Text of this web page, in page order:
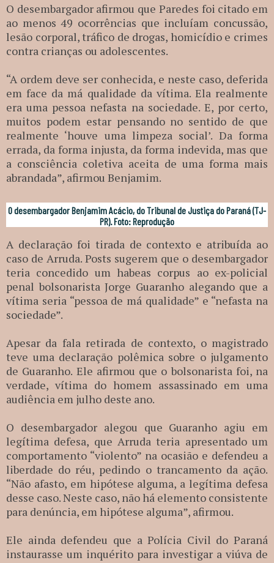
O desembargador afirmou que Paredes foi citado em
ao menos 49 ocorrências que incluíam concussão,
lesão corporal, tráfico de drogas, homicídio e crimes
contra crianças ou adolescentes.
“A ordem deve ser conhecida, e neste caso, deferida
em face da má qualidade da vítima. Ela realmente
era uma pessoa nefasta na sociedade. E, por certo,
muitos podem estar pensando no sentido de que
realmente ‘houve uma limpeza social’. Da forma
errada, da forma injusta, da forma indevida, mas que
a consciência coletiva aceita de uma forma mais
abrandada”, afirmou Benjamim.
O desembargador Benjamim Acácio, do Tribunal de Justiça do Paraná (TJ-
PR). Foto: Reprodução
A declaração foi tirada de contexto e atribuída ao
caso de Arruda. Posts sugerem que o desembargador
teria concedido um habeas corpus ao ex-policial
penal bolsonarista Jorge Guaranho alegando que a
vítima seria “pessoa de má qualidade” e “nefasta na
sociedade”.
Apesar da fala retirada de contexto, o magistrado
teve uma declaração polêmica sobre o julgamento
de Guaranho. Ele afirmou que o bolsonarista foi, na
verdade, vítima do homem assassinado em uma
audiência em julho deste ano.
O desembargador alegou que Guaranho agiu em
legítima defesa, que Arruda teria apresentado um
comportamento “violento” na ocasião e defendeu a
liberdade do réu, pedindo o trancamento da ação.
“Não afasto, em hipótese alguma, a legítima defesa
desse caso. Neste caso, não há elemento consistente
para denúncia, em hipótese alguma”, afirmou.
Ele ainda defendeu que a Polícia Civil do Paraná
instaurasse um inquérito para investigar a viúva de